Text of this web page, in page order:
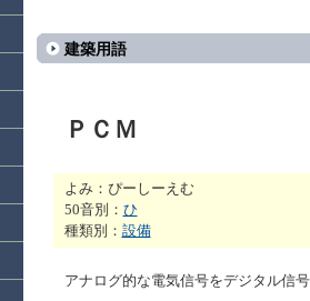
建築用語
ＰＣＭ
よみ：ぴーしーえむ
50音別： ひ
種類別： 設備
アナログ的な電気信号をデジタル信